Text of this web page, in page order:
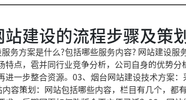
建设的流程步骤及策
务方案是什么?包括哪些服务内容? 网站建设
特点，雹并同行业竞争分析，公司自身的优势
进一步整合资源。03、烟台网站建设技术方案
容策划：网站包括哪些内容，栏目有几个，都